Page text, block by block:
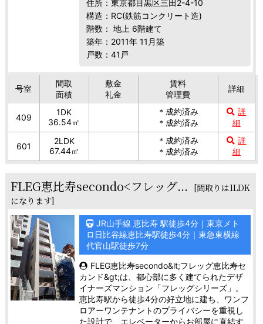
住所：東京都目黒区三田2-4-10
構造：RC(鉄筋コンクリート造)
階数： 地上 6階建て
築年：2011年 11月築
戸数：41戸
号室
間取
面積
敷金
礼金
賃料
管理費
詳細
409
1DK
36.54㎡
＊成約済み
＊成約済み
詳
細
601
2LDK
67.44㎡
＊成約済み
＊成約済み
詳
細
FLEG恵比寿secondo<フレッグ... [間取りは1LDK
になります]
JR山手線 恵比寿 駅徒歩4分｜東京メト
ロ日比谷線恵比寿駅徒歩4分｜東急東横線
代官山駅徒歩7分
FLEG恵比寿secondo&lt;フレッグ恵比寿セ
カンド&gt;は、都心部に多く建てられたデザ
イナーズマンション「フレッグシリーズ」。
恵比寿駅から徒歩4分の好立地に建ち、ワンフ
ロアーワンテナントのプライバシーを重視し
た設計で、エレベーターからお部屋に直結す